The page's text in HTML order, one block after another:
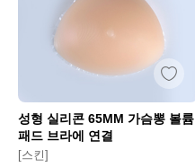
성형 실리콘 65MM 가슴뽕 볼륨
패드 브라에 연결
[스킨]